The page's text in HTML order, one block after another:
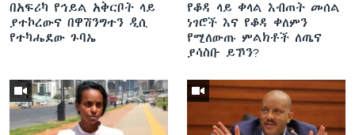
በአፍሪካ የኅይል አቅርቦት ላይ
ያተኮረውና በዋሽንግተን ዲሲ
የተካሔደው ጉባኤ
የቆዳ ላይ ቀላል እብጠት መሰል
ነገሮች እና የቆዳ ቀለምን
የሚለውጡ ምልክቶች ለጤና
ያሳስቡ ይኾን?